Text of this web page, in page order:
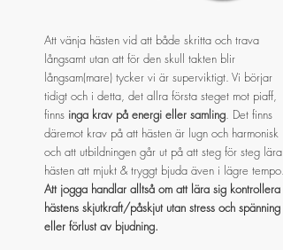
Att vänja hästen vid att både skritta och trava
långsamt utan att för den skull takten blir
långsam(mare) tycker vi är superviktigt. Vi börjar
tidigt och i detta, det allra första steget mot piaff,
finns inga krav på energi eller samling. Det finns
däremot krav på att hästen är lugn och harmonisk
och att utbildningen går ut på att steg för steg lära
hästen att mjukt & tryggt bjuda även i lägre tempo.
Att jogga handlar alltså om att lära sig kontrollera
hästens skjutkraft/påskjut utan stress och spänning
eller förlust av bjudning.